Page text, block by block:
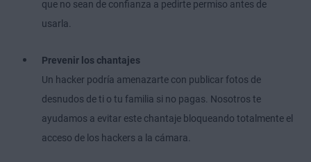
que no sean de confianza a pedirte permiso antes de
usarla.
Prevenir los chantajes
Un hacker podría amenazarte con publicar fotos de
desnudos de ti o tu familia si no pagas. Nosotros te
ayudamos a evitar este chantaje bloqueando totalmente el
acceso de los hackers a la cámara.